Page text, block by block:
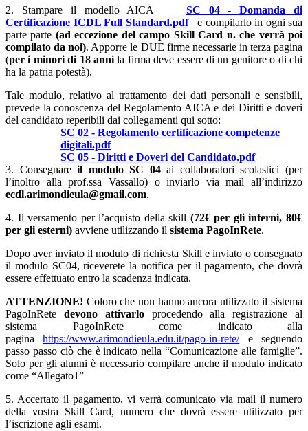
2. Stampare il modello AICA SC 04 - Domanda di
Certificazione ICDL Full Standard.pdf
e compilarlo in ogni sua
parte parte (ad eccezione del campo Skill Card n.che verrà poi
compilato da noi). Apporre le DUE firme necessarie in terza pagina
(per i minori di 18 annila firma deve essere di un genitore o di chi
ha la patria potestà).
Tale modulo, relativo al trattamento dei dati personali e sensibili,
prevede la conoscenza del Regolamento AICA e dei Diritti e doveri
del candidato reperibili dai collegamenti qui sotto:
SC 02 - Regolamento certificazione competenze
digitali.pdf
SC 05 - Diritti e Doveri del Candidato.pdf
3. Consegnare il modulo SC 04 ai collaboratori scolastici (per
l’inoltro alla prof.ssa Vassallo) o inviarlo via mail all’indirizzo
ecdl.arimondieula@gmail.com.
4. Il versamento per l’acquisto della skill (72€ per gli interni, 80€
per gli esterni) avviene utilizzando il sistema PagoInRete.
Dopo aver inviato il modulo di richiesta Skill e inviato o consegnato
il modulo SC04, riceverete la notifica per il pagamento, che dovrà
essere effettuato entro la scadenza indicata.
ATTENZIONE! Coloro che non hanno ancora utilizzato il sistema
PagoInRete devono attivarloprocedendo alla registrazione al
sistema PagoInRete come indicato alla
paginahttps://www.arimondieula.edu.it/pago-in-rete/e seguendo
passo passo ciò che è indicato nella “Comunicazione alle famiglie”.
Solo per gli alunni è necessario compilare anche il modulo indicato
come “Allegato1”
5. Accertato il pagamento, vi verrà comunicato via mail il numero
della vostra Skill Card, numero che dovrà essere utilizzato per
l’iscrizione agli esami.